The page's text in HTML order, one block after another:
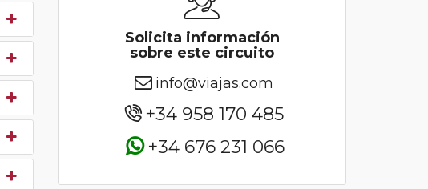
Solicita información
sobre este circuito
info@viajas.com
+34 958 170 485
+34 676 231 066